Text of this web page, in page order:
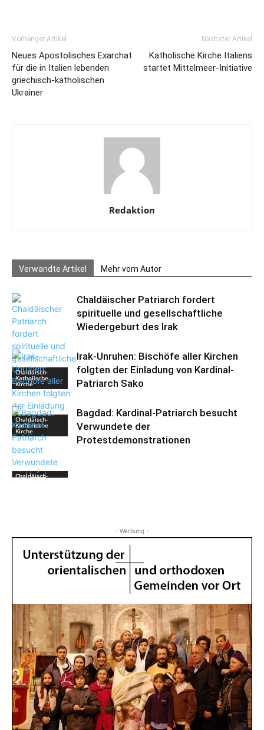
Vorheriger Artikel
Neues Apostolisches Exarchat
für die in Italien lebenden
griechisch-katholischen
Ukrainer
Nächster Artikel
Katholische Kirche Italiens
startet Mittelmeer-Initiative
Redaktion
Verwandte Artikel Mehr vom Autor
Chaldäisch-
Katholische
Kirche
Chaldäischer Patriarch fordert
spirituelle und gesellschaftliche
Wiedergeburt des Irak
Chaldäisch-
Katholische
Kirche
Irak-Unruhen: Bischöfe aller Kirchen
folgten der Einladung von Kardinal-
Patriarch Sako
Chaldäisch-
Bagdad: Kardinal-Patriarch besucht
Verwundete der
Protestdemonstrationen
- Werbung -